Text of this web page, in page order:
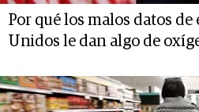
Por qué los malos datos
Unidos le dan algo de